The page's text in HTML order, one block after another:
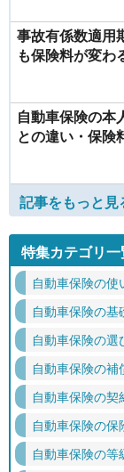
事故有係数適用
も保険料が変わ
自動車保険の本
との違い・保険
記事をもっと
特集カテゴリ一
自動車保険の使
自動車保険の基
自動車保険の選
自動車保険の補
自動車保険の契
自動車保険の保
自動車保険の等